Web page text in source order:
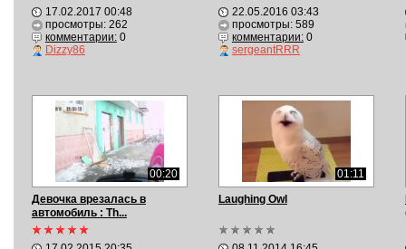
17.02.2017 00:48
просмотры: 262
комментарии:0
Dizzy86
22.05.2016 03:43
просмотры: 589
комментарии:0
sergeantRRR
00:20
Девочка врезалась в
автомобиль : Th...
01:11
Laughing Owl